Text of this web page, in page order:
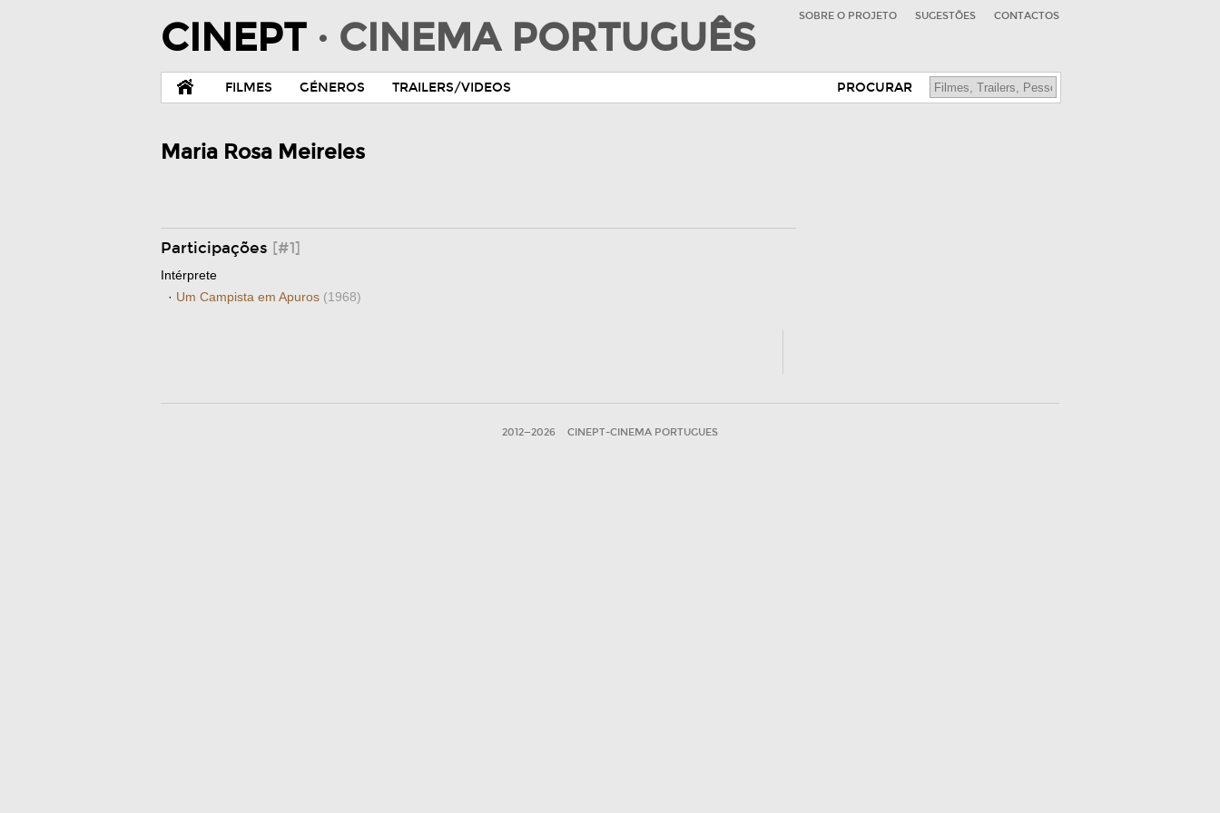
CINEPT · CINEMA PORTUGUÊS SOBRE O PROJETO SUGESTÕES CONTACTOS
FILMES GÉNEROS TRAILERS/VIDEOS PROCURAR
Maria Rosa Meireles
Participações [#1]
Intérprete
· Um Campista em Apuros (1968)
2012—2026 CINEPT-CINEMA PORTUGUES